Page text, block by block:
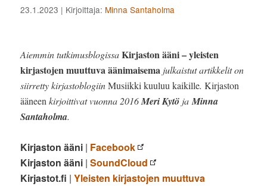
23.1.2023 | Kirjoittaja: Minna Santaholma
Aiemmin tutkimusblogissaKirjaston ääni– yleisten
kirjastojen muuttuva äänimaisema julkaistut artikkelit on
siirretty kirjastoblogiinMusiikki kuuluu kaikille.Kirjaston
ääneenkirjoittivat vuonna 2016Meri Kytö jaMinna
Santaholma.
Kirjaston ääni | Facebook
Kirjaston ääni |SoundCloud
Kirjastot.fi |Yleisten kirjastojen muuttuva